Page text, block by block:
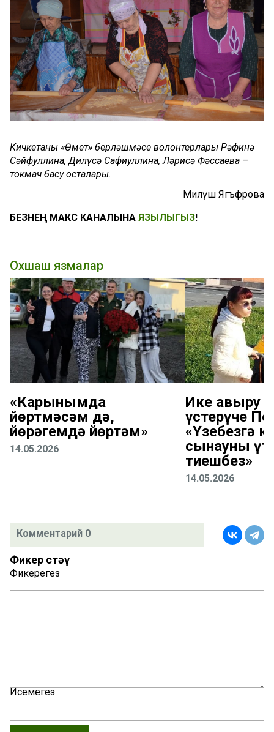
Кичкетаңның «Өмет» берләшмәсе волонтерлары Рәфинә
Сәйфуллина, Дилүсә Сафиуллина, Ләрисә Фәссаева –
токмач басу осталары.
Миләүшә Ягъфәрова
БЕЗНЕҢ МАКС КАНАЛЫНА ЯЗЫЛЫГЫЗ!
Охшаш язмалар
«Карынымда
йөртмәсәм дә,
йөрәгемдә йөртәм»
14.05.2026
Ике авыру
үстерүче
«Үзебезгә
сынауны
тиешбез»
14.05.2026
Комментарий 0
Фикер өстәү
Фикерегез
Исемегез